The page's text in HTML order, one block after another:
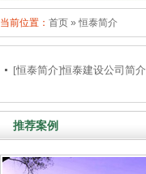
当前位置： 首页 »恒泰简介
[恒泰简介]恒泰建设公司简介
推荐案例